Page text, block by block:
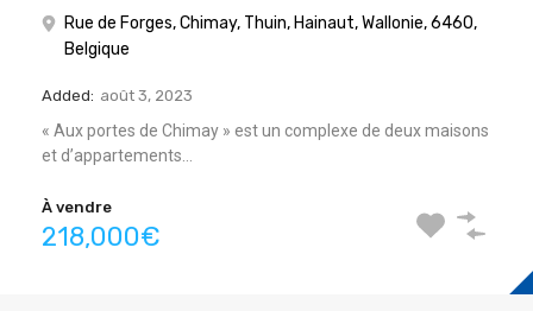
Rue de Forges, Chimay, Thuin, Hainaut, Wallonie, 6460,
Belgique
Added: août 3, 2023
« Aux portes de Chimay » est un complexe de deux maisons
et d’appartements…
À vendre
218,000€